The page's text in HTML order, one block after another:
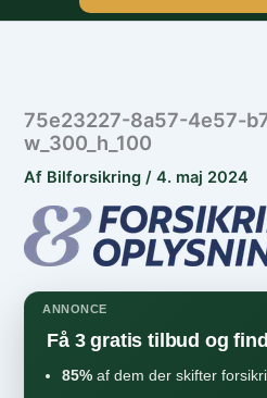
75e23227-8a57-4e57-
w_300_h_100
Af Bilforsikring/4. maj 2024
ANNONCE
Få 3 gratis tilbud og
85% af dem der skifter